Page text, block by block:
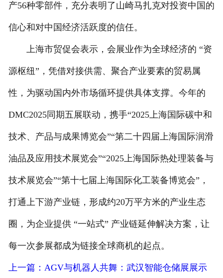
产56种零部件，充分表明了山崎马扎克对投资中国的
信心和对中国经济活跃度的信任。
上海市贸促会表示，会展业作为全球经济的 “资
源枢纽”，凭借对接供需、聚合产业要素的贸易属
性，为驱动国内外市场循环提供具体支撑。今年的
DMC2025同期五展联动，携手“2025上海国际碳中和
技术、产品与成果博览会”“第二十四届上海国际润滑
油品及应用技术展览会”“2025上海国际热处理装备与
技术展览会”“第十七届上海国际化工装备博览会”，
打通上下游产业链，形成约20万平方米的产业生态
圈，为企业提供 “一站式” 产业链延伸解决方案，让
每一次参展都成为链接全球商机的起点。
上一篇：AGV与机器人共舞：武汉智能仓储展展示